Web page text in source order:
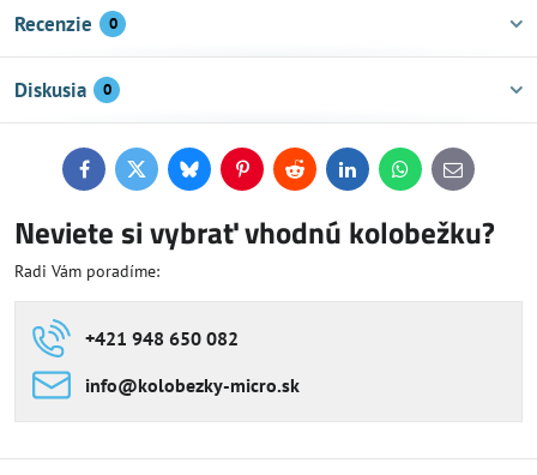
Recenzie 0
Diskusia 0
FacebookTwitterBlueskyPinterestReddit LinkedInWhatsApp
E-
mail
Neviete si vybrať vhodnú kolobežku?
Radi Vám poradíme:
+421 948 650 082
info​@kolobezky-micro​.sk